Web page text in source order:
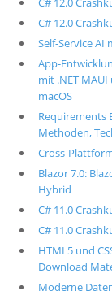
C# 12.0
Self-Service AI
App-
mit .NET
macOS
Requirements
Methoden,
Cross-
Blazor 7.0:
Hybrid
C# 11.0
C# 11.0
HTML5 und
Download
Moderne